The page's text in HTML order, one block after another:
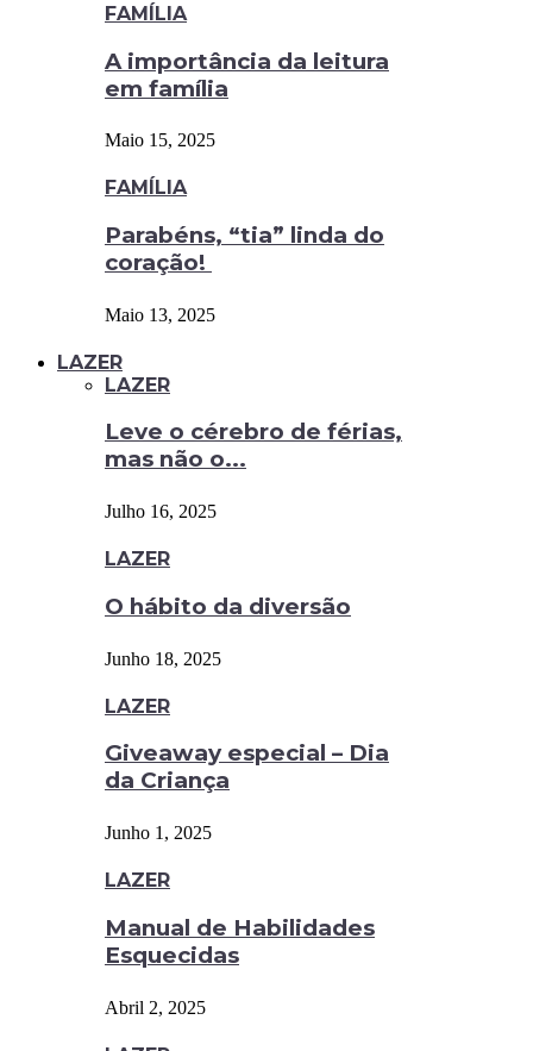
FAMÍLIA
A importância da leitura
em família
Maio 15, 2025
FAMÍLIA
Parabéns, “tia” linda do
coração!
Maio 13, 2025
LAZER
LAZER
Leve o cérebro de férias,
mas não o...
Julho 16, 2025
LAZER
O hábito da diversão
Junho 18, 2025
LAZER
Giveaway especial – Dia
da Criança
Junho 1, 2025
LAZER
Manual de Habilidades
Esquecidas
Abril 2, 2025